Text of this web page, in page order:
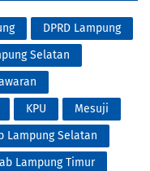
DPRD Lampung
Selatan
KPU
Mesuji
Lampung Selatan
Lampung Timur